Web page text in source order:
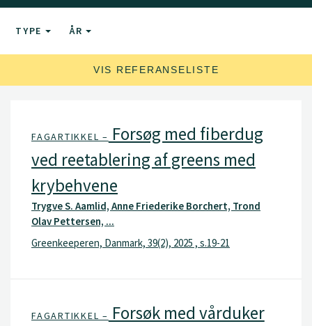
TYPE ÅR
VIS REFERANSELISTE
FAGARTIKKEL – Forsøg med fiberdug
ved reetablering af greens med
krybehvene
Trygve S. Aamlid, Anne Friederike Borchert, Trond
Olav Pettersen, ...
Greenkeeperen, Danmark, 39(2), 2025 , s.19-21
FAGARTIKKEL – Forsøk med vårduker